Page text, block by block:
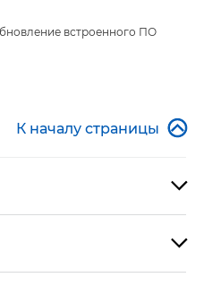
встроенного ПО
К началу страницы 

